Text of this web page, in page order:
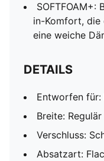
SOFTFOAM+:
in-Komfort, die
eine weiche
DETAILS
Entworfen für:
Breite: Regulär
Verschluss:
Absatzart: